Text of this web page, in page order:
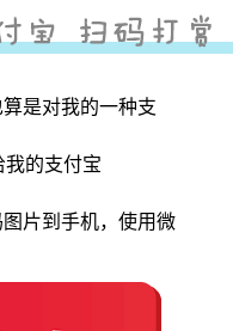
是对我的一种支
的支付宝
片到手机，使用微